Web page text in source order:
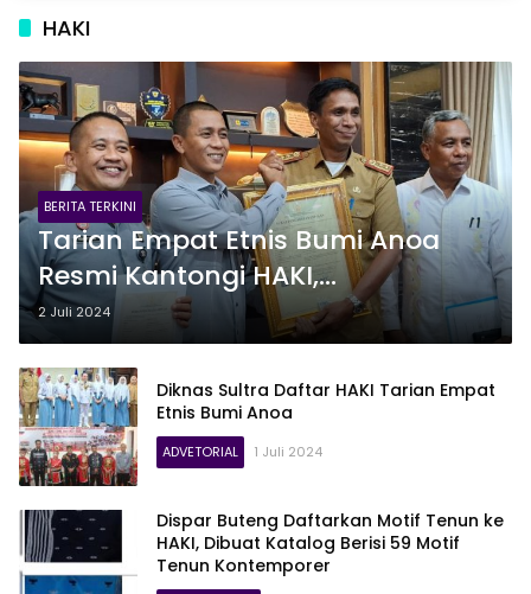
HAKI
BERITA TERKINI
Tarian Empat Etnis Bumi Anoa
Resmi Kantongi HAKI,
Kemenkumham Sultra: Pengguna
Wajib Bayar Royalti
2 Juli 2024
Diknas Sultra Daftar HAKI Tarian Empat
Etnis Bumi Anoa
ADVETORIAL 1 Juli 2024
Dispar Buteng Daftarkan Motif Tenun ke
HAKI, Dibuat Katalog Berisi 59 Motif
Tenun Kontemporer